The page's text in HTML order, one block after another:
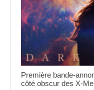
Première bande-
côté obscur des X-